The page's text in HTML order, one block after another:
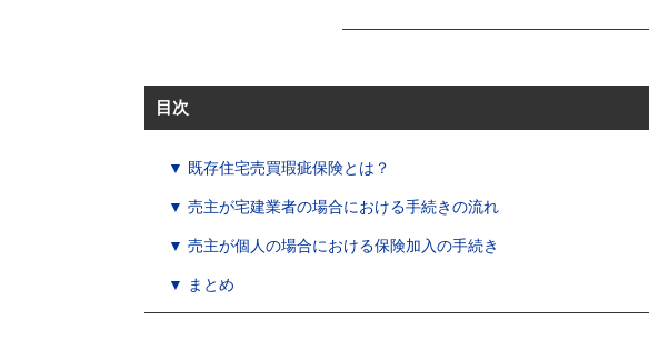
目次
▼ 既存住宅売買瑕疵保険とは？
▼ 売主が宅建業者の場合における手続きの流れ
▼ 売主が個人の場合における保険加入の手続き
▼ まとめ